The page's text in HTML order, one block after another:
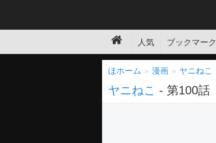
人気 ブックマーク
ほホーム 漫画 ヤニねこ
ヤニねこ - 第100話